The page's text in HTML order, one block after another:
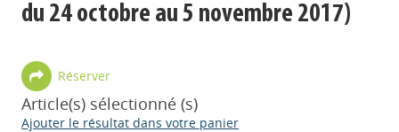
du 24 octobre au 5 novembre 2017)
Réserver
Article(s) sélectionné (s)
Ajouter le résultat dans votre panier